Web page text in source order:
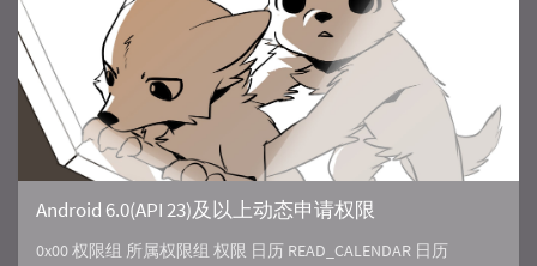
Android 6.0(API 23)及以上动态申请权限
0x00 权限组 所属权限组 权限 日历 READ_CALENDAR 日历